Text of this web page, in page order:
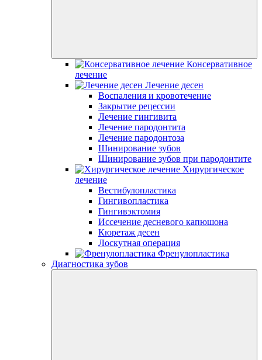
Консервативное
лечение
Лечение десен
Воспаления и кровотечение
Закрытие рецессии
Лечение гингивита
Лечение пародонтита
Лечение пародонтоза
Шинирование зубов
Шинирование зубов при пародонтите
Хирургическое
лечение
Вестибулопластика
Гингивопластика
Гингивэктомия
Иссечение десневого капюшона
Кюретаж десен
Лоскутная операция
Френулопластика
Диагностика зубов